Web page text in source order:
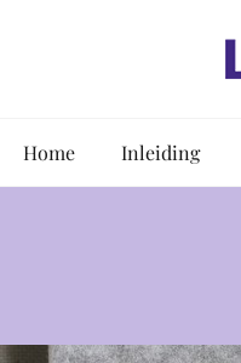
Home Inleiding